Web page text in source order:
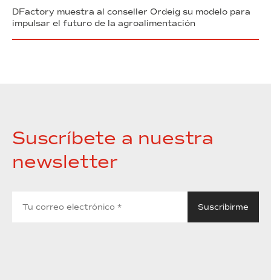
DFactory muestra al conseller Ordeig su modelo para
impulsar el futuro de la agroalimentación
Suscríbete a nuestra
newsletter